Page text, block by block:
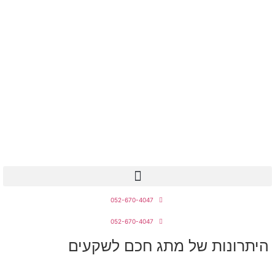
052-670-4047
052-670-4047
היתרונות של מתג חכם לשקעים